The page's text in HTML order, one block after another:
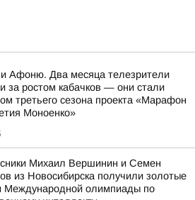
Афоню. Два месяца телезрители
за ростом кабачков — они стали
третьего сезона проекта «Марафон
Моноенко»
Михаил Вершинин и Семен
из Новосибирска получили золотые
Международной олимпиады по